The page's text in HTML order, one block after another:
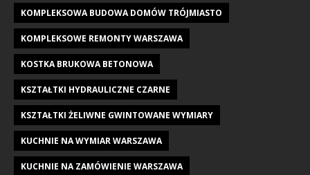
KOMPLEKSOWA BUDOWA DOMÓW TRÓJMIASTO
KOMPLEKSOWE REMONTY WARSZAWA
KOSTKA BRUKOWA BETONOWA
KSZTAŁTKI HYDRAULICZNE CZARNE
KSZTAŁTKI ŻELIWNE GWINTOWANE WYMIARY
KUCHNIE NA WYMIAR WARSZAWA
KUCHNIE NA ZAMÓWIENIE WARSZAWA